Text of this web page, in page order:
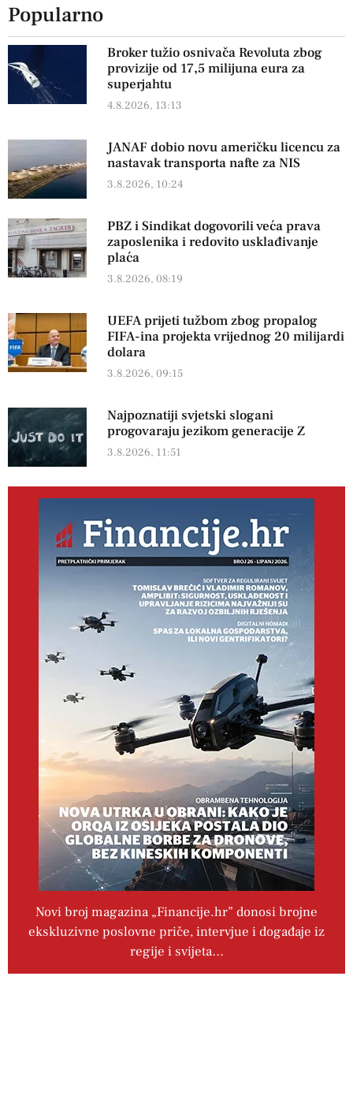
Popularno
Broker tužio osnivača Revoluta zbog
provizije od 17,5 milijuna eura za
superjahtu
4.8.2026, 13:13
JANAF dobio novu američku licencu za
nastavak transporta nafte za NIS
3.8.2026, 10:24
PBZ i Sindikat dogovorili veća prava
zaposlenika i redovito usklađivanje
plaća
3.8.2026, 08:19
UEFA prijeti tužbom zbog propalog
FIFA-ina projekta vrijednog 20 milijardi
dolara
3.8.2026, 09:15
Najpoznatiji svjetski slogani
progovaraju jezikom generacije Z
3.8.2026, 11:51
Novi broj magazina „Financije.hr” donosi brojne
ekskluzivne poslovne priče, intervjue i događaje iz
regije i svijeta…